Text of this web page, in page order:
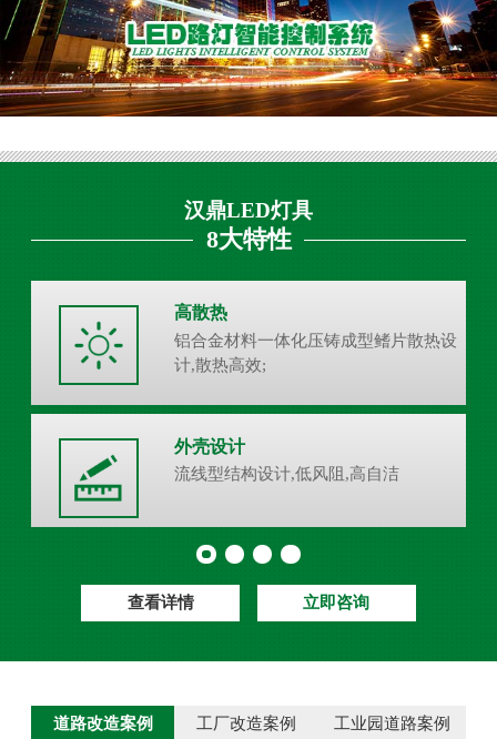
汉鼎LED灯具
8大特性
高散热
铝合金材料一体化压铸成型鳍片散热设
计,散热高效;
外壳设计
流线型结构设计,低风阻,高自洁
查看详情 立即咨询
道路改造案例 工厂改造案例 工业园道路案例